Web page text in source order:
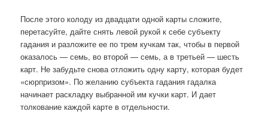
После этого колоду из двадцати одной карты сложите,
перетасуйте, дайте снять левой рукой к себе субъекту
гадания и разложите ее по трем кучкам так, чтобы в первой
оказалось — семь, во второй — семь, а в третьей — шесть
карт. Не забудьте снова отложить одну карту, которая будет
«сюрпризом». По желанию субъекта гадания гадалка
начинает раскладку выбранной им кучки карт. И дает
толкование каждой карте в отдельности.